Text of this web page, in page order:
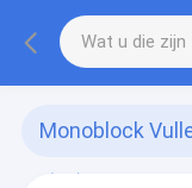
Monoblock